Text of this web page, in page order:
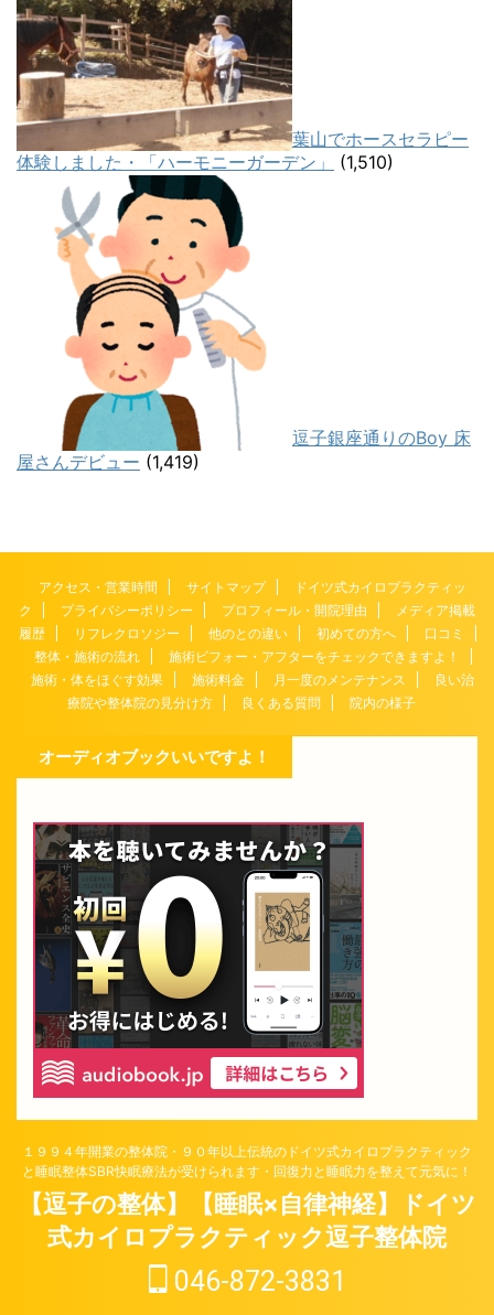
葉山でホースセラピー
体験しました・「ハーモニーガーデン」
(1,510)
逗子銀座通りのBoy 床
屋さんデビュー (1,419)
アクセス・営業時間 サイトマップ
ドイツ式カイロプラクティッ
ク
プライバシーポリシー プロフィール・開院理由
メディア掲載
履歴
リフレクロソジー 他のとの違い 初めての方へ
口コミ
整体・施術の流れ
施術ビフォー・アフターをチェックできますよ！
施術・体をほぐす効果
施術料金 月一度のメンテナンス
良い治
療院や整体院の見分け方
良くある質問 院内の様子
オーディオブックいいですよ！
１９９４年開業の整体院・９０年以上伝統のドイツ式カイロプラクティック
と睡眠整体SBR快眠療法が受けられます・回復力と睡眠力を整えて元気に！
【逗子の整体】【睡眠×自律神経】ドイツ
式カイロプラクティック逗子整体院
046-872-3831